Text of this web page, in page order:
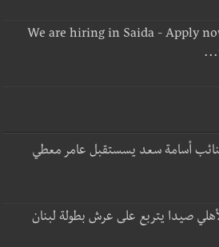
We are hiring in Saida - Apply
أسامة سعد يسستقبل عامر معطي
صيدا يتربع على عرش بطولة لبنان